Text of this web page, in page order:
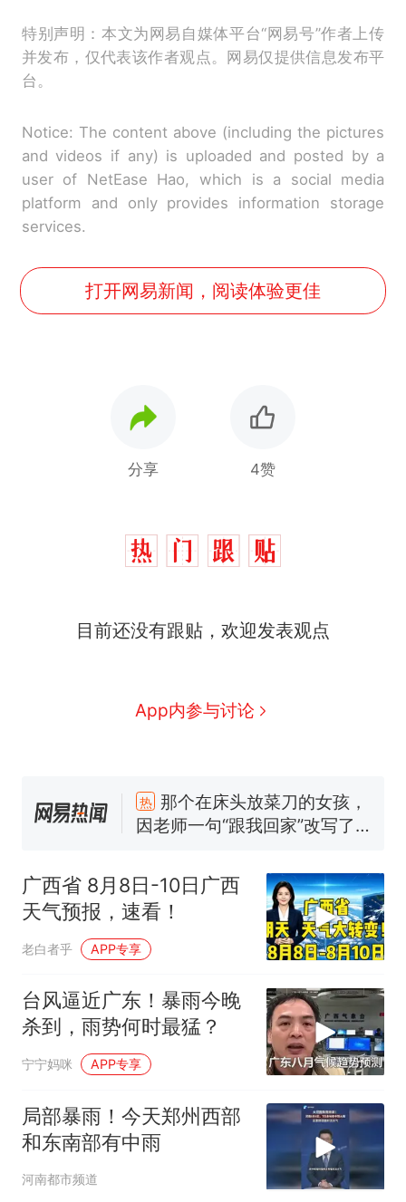
特别声明：本文为网易自媒体平台“网易号”作者上传
并发布，仅代表该作者观点。网易仅提供信息发布平
台。
Notice: The content above (including the pictures
and videos if any) is uploaded and posted by a
user of NetEase Hao, which is a social media
platform and only provides information storage
services.
打开网易新闻，阅读体验更佳
分享 4赞
目前还没有跟贴，欢迎发表观点
App内参与讨论
人生
新 搬家报价570元，搬到楼下
交5060元才肯搬上楼！女子傻
部作废，公平么？
空调24小时开着反而更省电？
电力部门回应
佛山一中学招聘物理教师，笔
已叫停招聘，成立调查组全面
核查
“不建议大家买深色蛋糕”上热
搜，网友：天塌了！
热
那个在床头放菜刀的女孩，
因老师一句“跟我回家”改写了
广西省 8月8日-10日广西
天气预报，速看！
老白者乎 APP专享
台风逼近广东！暴雨今晚
杀到，雨势何时最猛？
宁宁妈咪 APP专享
局部暴雨！今天郑州西部
和东南部有中雨
河南都市频道